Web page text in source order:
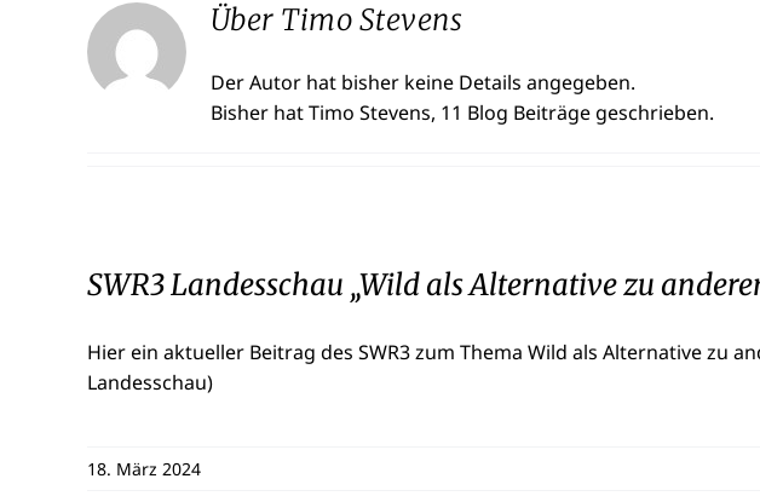
Über Timo Stevens
Der Autor hat bisher keine Details angegeben.
Bisher hat Timo Stevens, 11 Blog Beiträge geschrieben.
SWR3 Landesschau „Wild als Alternative zu
Hier ein aktueller Beitrag des SWR3 zum Thema Wild als Alternative zu
Landesschau)
18. März 2024